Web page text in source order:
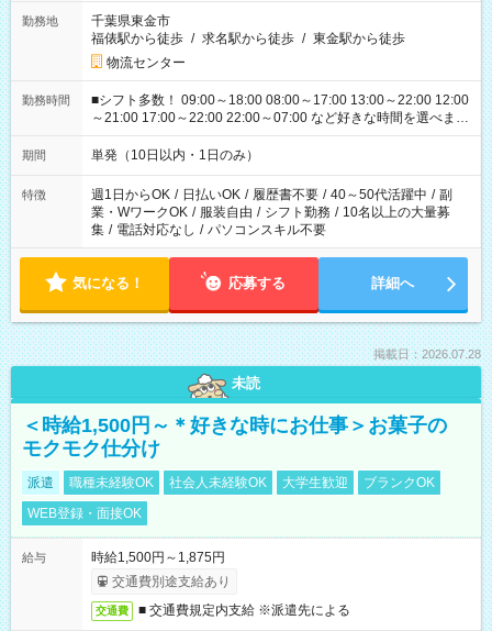
勤務地
千葉県東金市
福俵駅から徒歩 / 求名駅から徒歩 / 東金駅から徒歩
物流センター
勤務時間
■シフト多数！ 09:00～18:00 08:00～17:00 13:00～22:00 12:00
～21:00 17:00～22:00 22:00～07:00 など好きな時間を選べま
す！
期間 単発（10日以内・1日のみ）
特徴 週1日からOK / 日払いOK / 履歴書不要 / 40～50代活躍中 / 副
業・WワークOK / 服装自由 / シフト勤務 / 10名以上の大量募
集 / 電話対応なし / パソコンスキル不要
気になる！ 応募する 詳細へ
掲載日：2026.07.28
未読
＜時給1,500円～＊好きな時にお仕事＞お菓子の
モクモク仕分け
派遣 職種未経験OK 社会人未経験OK 大学生歓迎
ブランクOK
WEB登録・面接OK
給与
時給1,500円～1,875円
交通費別途支給あり
交通費 ■ 交通費規定内支給 ※派遣先による